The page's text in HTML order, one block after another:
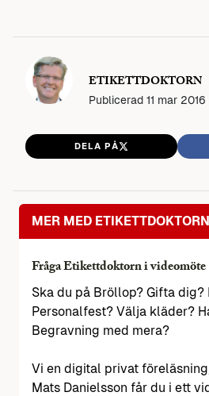
ETIKETTDOKTORN
Publicerad 11 mar 2016
DELA PÅ
MER MED ETIKETTDOKTORN
Fråga Etikettdoktorn i videomöte
Ska du på Bröllop? Gifta dig?
Personalfest? Välja kläder?
Begravning med mera?
Vi en digital privat
Mats Danielsson får du i ett